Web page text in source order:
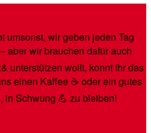
umsonst, wir geben jeden Tag
aber wir brauchen dafür auch
unterstützen wollt, könnt Ihr das
einen Kaffee ☕️ oder ein gutes
in Schwung 💪 zu bleiben!